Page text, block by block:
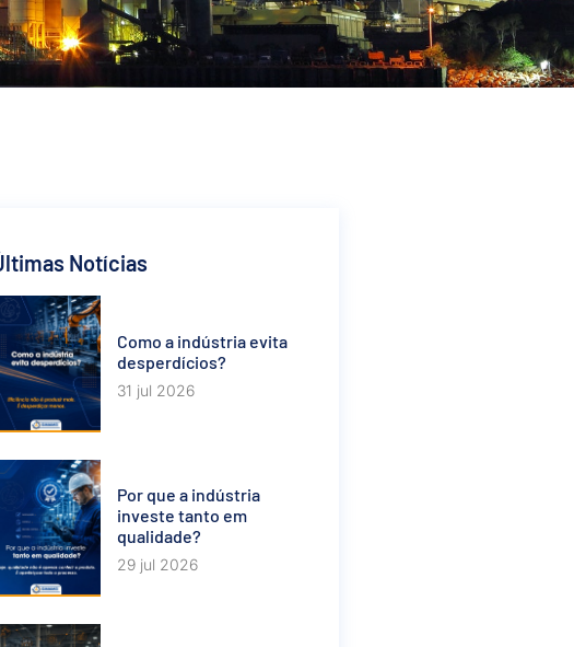
Notícias
Como a indústria evita
desperdícios?
31 jul 2026
Por que a indústria
investe tanto em
qualidade?
29 jul 2026